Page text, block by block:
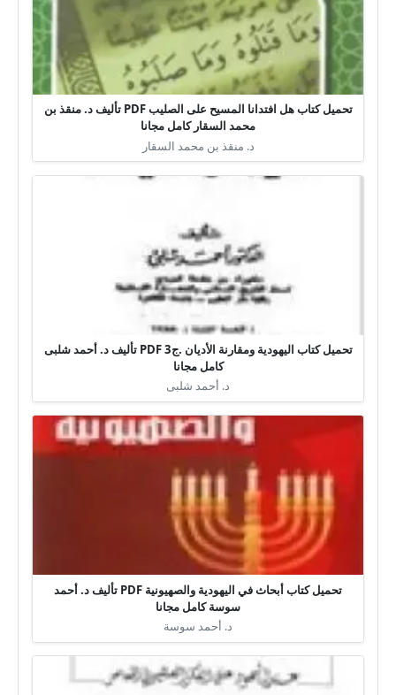
تحميل كتاب هل افتدانا المسيح على الصليب PDF تأليف د. منقذ بن
محمد السقار كامل مجانا
د. منقذ بن محمد السقار
تحميل كتاب اليهودية ومقارنة الأديان .ج3 PDF تأليف د. أحمد شلبى
كامل مجانا
د. أحمد شلبى
تحميل كتاب أبحاث في اليهودية والصهيونية PDF تأليف د. أحمد
سوسة كامل مجانا
د. أحمد سوسة